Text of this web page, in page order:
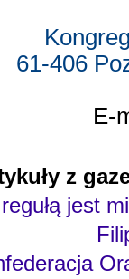
61-406
E-
z
jest